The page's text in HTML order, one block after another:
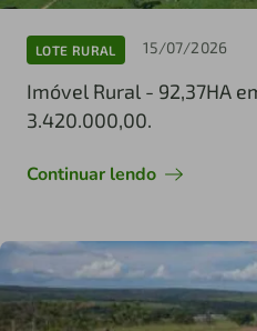
LOTE RURAL 15/07/2026
Imóvel Rural - 92,37HA
3.420.000,00.
Continuar lendo